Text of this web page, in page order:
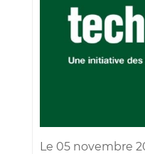
Le 05 novembre